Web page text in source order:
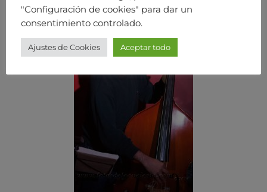
"Configuración de cookies" para dar un
consentimiento controlado.
Ajustes de Cookies Aceptar todo